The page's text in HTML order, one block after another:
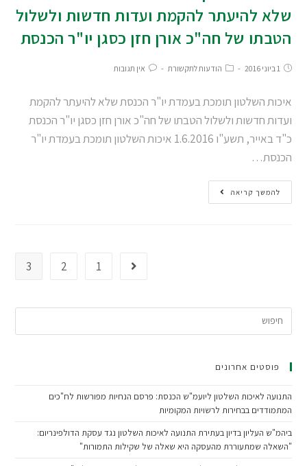
שלא להיעתר להקמת ועדות חדשות ולשלול
הטבתו של חה"כ אורן חזן כסגן יו"ר הכנסת
1 ביוני 2016 הודעות לתקשורת אין תגובות
איכות השלטון תומכת בעמדת יו"ר הכנסת שלא להיעתר להקמת
ועדות חדשות ולשלול הטבתו של חה"כ אורן חזן כסגן יו"ר הכנסת
כ"ד באייר, תשע"ו 1.6.2016 איכות השלטון תומכת בעמדת יו"ר
הכנסת…
להמשך קריאה
1
2
3
פוסטים אחרונים
התנועה לאיכות השלטון ליועמ"ש הכנסת: פרסם הנחיות מפורשות לח"כים
המתמודדים בבחירות לרשויות המקומיות
ביהמ"ש העליון בדיון בעתירת התנועה לאיכות השלטון נגד עסקת הדולפינריום:
"השאלה שמתעוררת מהעסקה היא שאלה של שקילות התמורות"